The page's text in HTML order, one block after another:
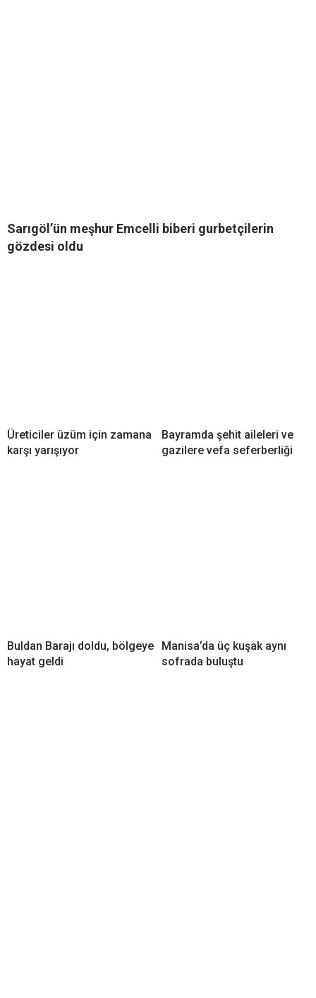
Sarıgöl’ün meşhur Emcelli biberi gurbetçilerin
gözdesi oldu
Üreticiler üzüm için zamana
karşı yarışıyor
Bayramda şehit aileleri ve
gazilere vefa seferberliği
Buldan Barajı doldu, bölgeye
hayat geldi
Manisa’da üç kuşak aynı
sofrada buluştu